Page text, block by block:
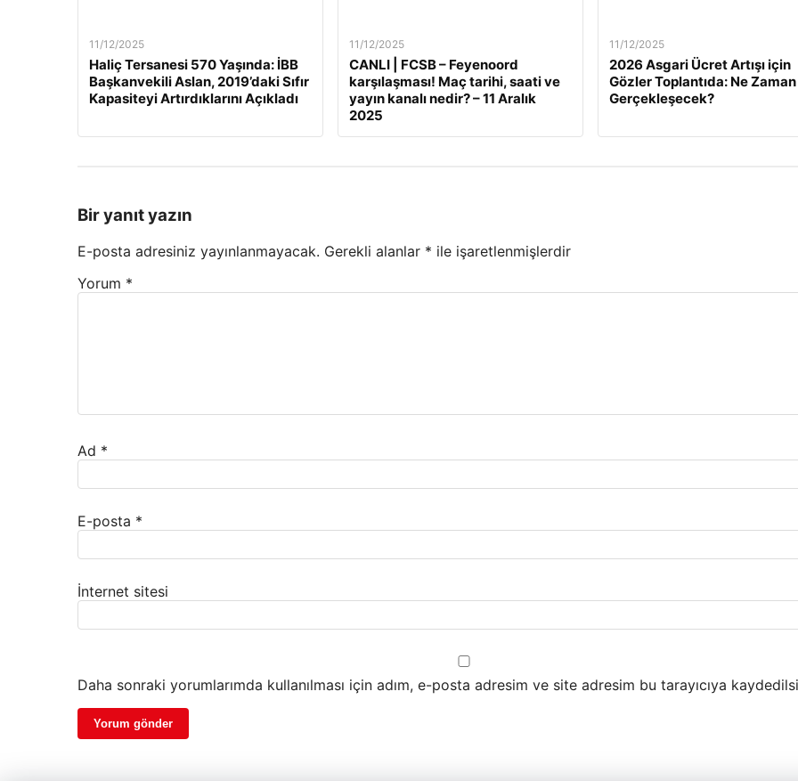
11/12/2025
Haliç Tersanesi 570 Yaşında: İBB
Başkanvekili Aslan, 2019’daki Sıfır
Kapasiteyi Artırdıklarını Açıkladı
11/12/2025
CANLI | FCSB – Feyenoord
karşılaşması! Maç tarihi, saati ve
yayın kanalı nedir? – 11 Aralık
2025
11/12/2025
2026 Asgari Ücret Artışı için
Gözler Toplantıda: Ne Zaman
Gerçekleşecek?
Bir yanıt yazın
E-posta adresiniz yayınlanmayacak. Gerekli alanlar * ile işaretlenmişlerdir
Yorum *
Ad *
E-posta *
İnternet sitesi
Daha sonraki yorumlarımda kullanılması için adım, e-posta adresim ve site adresim bu tarayıcıya